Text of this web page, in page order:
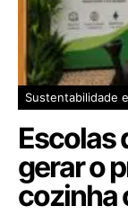
Sustentabilidade
Escolas
gerar o
cozinha